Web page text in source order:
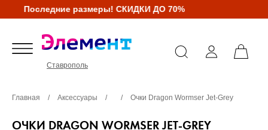
Последние размеры! СКИДКИ ДО 70%
Ставрополь
Главная / Аксессуары / / Очки Dragon Wormser Jet-Grey
ОЧКИ DRAGON WORMSER JET-GREY